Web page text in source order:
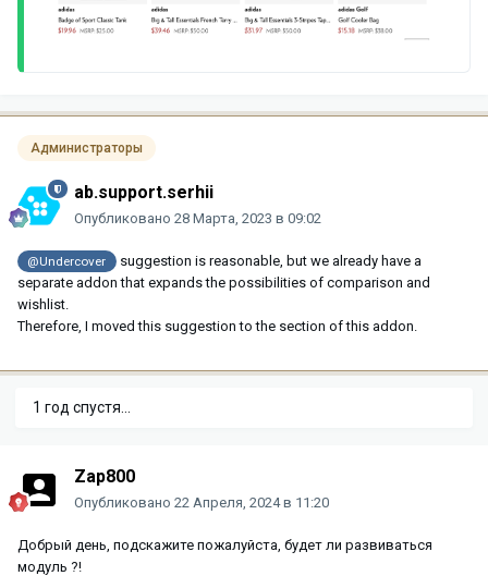
Администраторы
ab.support.serhii
Опубликовано 28 Марта, 2023 в 09:02
@Undercover
suggestion is reasonable, but we already have a
separate addon that expands the possibilities of comparison and
wishlist.
Therefore, I moved this suggestion to the section of this addon.
1 год спустя...
Zap800
Опубликовано 22 Апреля, 2024 в 11:20
Добрый день, подскажите пожалуйста, будет ли развиваться
модуль ?!